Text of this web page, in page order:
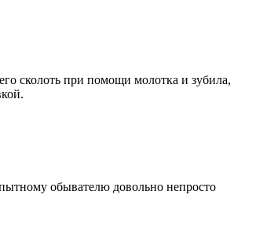
сколоть при помощи молотка и зубила,
обывателю довольно непросто